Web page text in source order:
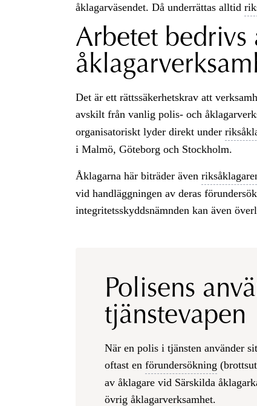
åklagarväsendet. Då underrättas alltid
Arbetet bedrivs
Det är ett rättssäkerhetskrav att
avskilt från vanlig polis- och
organisatoriskt lyder direkt under
i Malmö, Göteborg och Stockholm.
Åklagarna här biträder även
vid handläggningen av deras
integritetsskyddsnämnden kan även
Polisens
tjänstevapen
När en polis i tjänsten använder
oftast en förundersökning
av åklagare vid Särskilda
övrig åklagarverksamhet.